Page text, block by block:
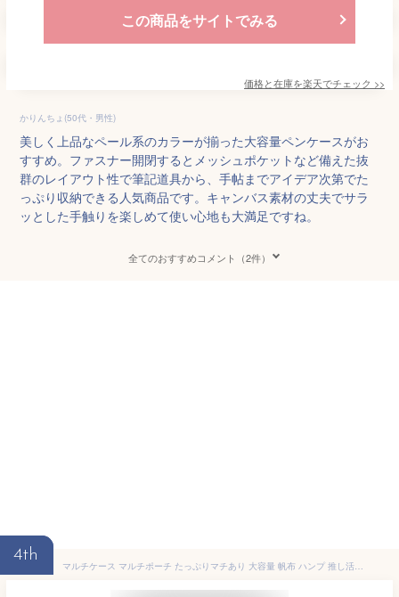
この商品をサイトでみる
価格と在庫を楽天でチェック >>
かりんちょ(50代・男性)
美しく上品なペール系のカラーが揃った大容量ペンケースがお
すすめ。ファスナー開閉するとメッシュポケットなど備えた抜
群のレイアウト性で筆記道具から、手帖までアイデア次第でた
っぷり収納できる人気商品です。キャンバス素材の丈夫でサラ
ッとした手触りを楽しめて使い心地も大満足ですね。
全てのおすすめコメント（2件）
4th
マルチケース マルチポーチ たっぷりマチあり 大容量 帆布 ハンプ 推し活 推し キャンバス ポーチ 手帳 B6 ノート 本 ペンケース スケジュール帳 母子手帳ケース カードポケット アクスタ 缶バッジ お薬手帳 旅行 通院 ケース まとめて持ち運び 旅行グッズ